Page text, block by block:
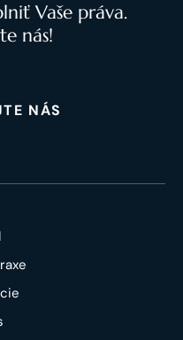
Vaše práva.
nás!
NÁS